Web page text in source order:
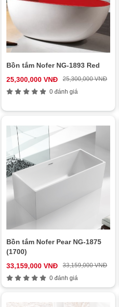
Bồn tắm Nofer NG-1893 Red
25,300,000 VNĐ
25,300,000 VNĐ
0 đánh giá
Bồn tắm Nofer Pear NG-1875
(1700)
33,159,000 VNĐ
33,159,000 VNĐ
0 đánh giá